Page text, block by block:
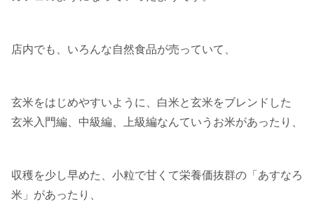
店内でも、いろんな自然食品が売っていて、
玄米をはじめやすいように、白米と玄米をブレンドした
玄米入門編、中級編、上級編なんていうお米があったり、
収穫を少し早めた、小粒で甘くて栄養価抜群の「あすなろ
米」があったり、